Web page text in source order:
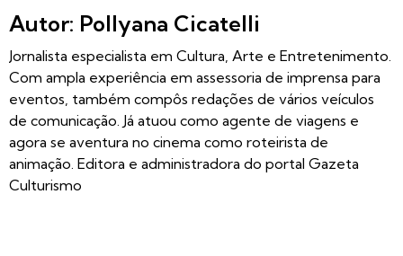
Autor: Pollyana Cicatelli
Jornalista especialista em Cultura, Arte e Entretenimento.
Com ampla experiência em assessoria de imprensa para
eventos, também compôs redações de vários veículos
de comunicação. Já atuou como agente de viagens e
agora se aventura no cinema como roteirista de
animação. Editora e administradora do portal Gazeta
Culturismo